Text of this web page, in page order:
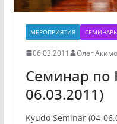
МЕРОПРИЯТИЯ
06.03.2011 Олег
Семинар по
06.03.2011)
Kyudo Seminar (04-